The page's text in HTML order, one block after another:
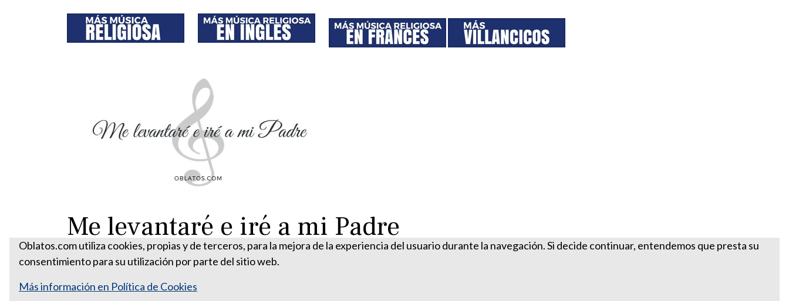
Me levantaré e iré a mi Padre
Oblatos.com utiliza cookies, propias y de terceros, para la mejora de la experiencia del usuario durante la navegación. Si decide continuar, entendemos que presta su
consentimiento para su utilización por parte del sitio web.
Más información en Política de Cookies